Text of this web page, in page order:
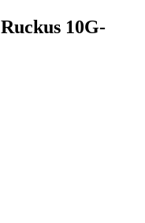
10G-